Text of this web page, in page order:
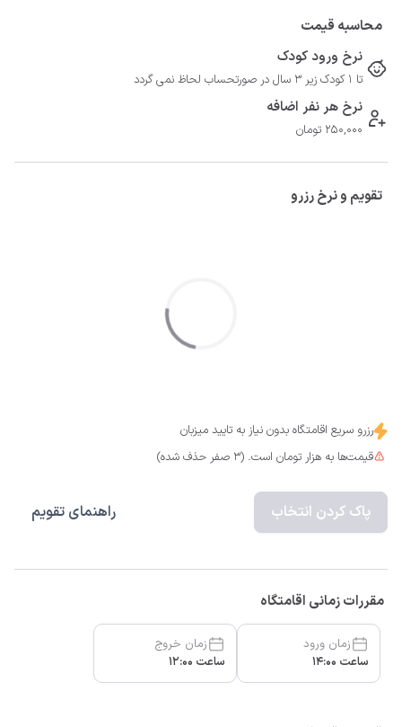
محاسبه قیمت
نرخ ورود کودک
تا 1 کودک زیر 3 سال در صورتحساب لحاظ نمی گردد
نرخ هر نفر اضافه
250,000 تومان
تقویم و نرخ رزرو
رزرو سریع اقامتگاه بدون نیاز به تایید میزبان
قیمت‌ها به هزار تومان است. (3 صفر حذف شده)
پاک کردن انتخاب راهنمای تقویم
مقررات زمانی اقامتگاه
زمان ورود
ساعت 14:00
زمان خروج
ساعت 12:00